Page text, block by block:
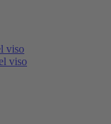
viso
viso